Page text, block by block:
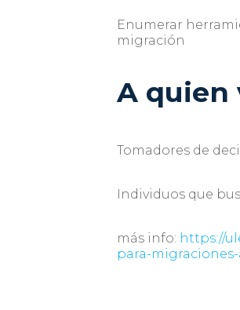
Enumerar
migración
A quien
Tomadores de
Individuos que
más info: https://
para-